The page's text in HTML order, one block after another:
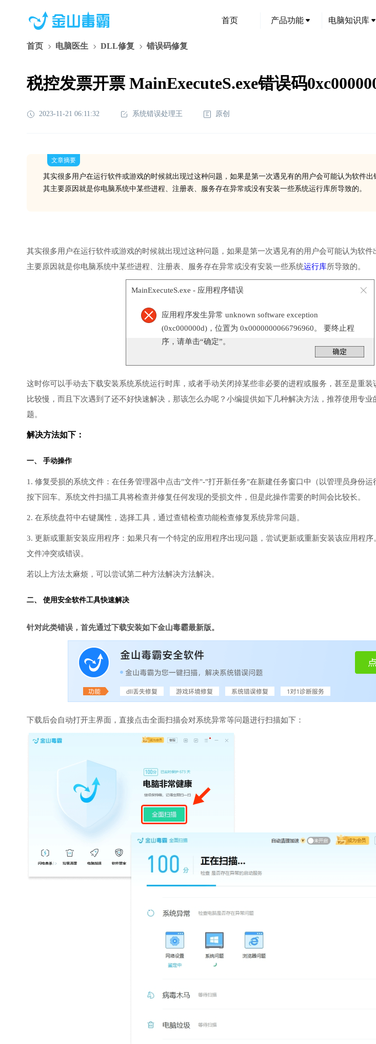
首页 产品功能 电脑知识库
首页 电脑医生 DLL修复 错误码修复
税控发票开票 MainExecuteS.exe错误码
2023-11-21 06:11:32 系统错误处理王 原创
文章摘要
其实很多用户在运行软件或游戏的时候就出现过这种问题，如果是第一次遇见有的用户会可能认为软件出
其主要原因就是你电脑系统中某些进程、注册表、服务存在异常或没有安装一些系统运行库所导致的。
其实很多用户在运行软件或游戏的时候就出现过这种问题，如果是第一次遇见有的用户会可能认为软
主要原因就是你电脑系统中某些进程、注册表、服务存在异常或没有安装一些系统运行库所导致的。
MainExecuteS.exe - 应用程序错误
应用程序发生异常 unknown software exception
(0xc000000d)，位置为 0x0000000066796960。 要终止程
序，请单击“确定”。
这时你可以手动去下载安装系统系统运行时库，或者手动关闭掉某些非必要的进程或服务，甚至是重
比较慢，而且下次遇到了还不好快速解决，那该怎么办呢？小编提供如下几种解决方法，推荐使用专业
题。
解决方法如下：
一、 手动操作
1. 修复受损的系统文件：在任务管理器中点击"文件"-"打开新任务"在新建任务窗口中（以管理员身份运
按下回车。系统文件扫描工具将检查并修复任何发现的受损文件，但是此操作需要的时间会比较长。
2. 在系统盘符中右键属性，选择工具，通过查错检查功能检查修复系统异常问题。
3. 更新或重新安装应用程序：如果只有一个特定的应用程序出现问题，尝试更新或重新安装该应用程
文件冲突或错误。
若以上方法太麻烦，可以尝试第二种方法解决方法解决。
二、 使用安全软件工具快速解决
针对此类错误，首先通过下载安装如下金山毒霸最新版。
下载后会自动打开主界面，直接点击全面扫描会对系统异常等问题进行扫描如下：